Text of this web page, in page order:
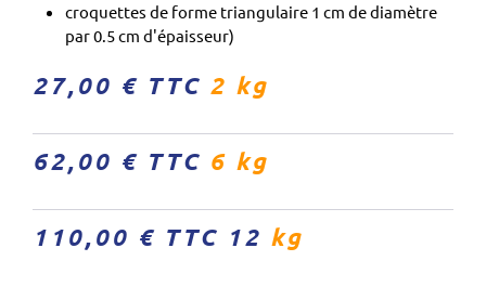
croquettes de forme triangulaire 1 cm de diamètre
par 0.5 cm d'épaisseur)
27,00 € TTC 2 kg
62,00 € TTC 6 kg
110,00 € TTC 12 kg